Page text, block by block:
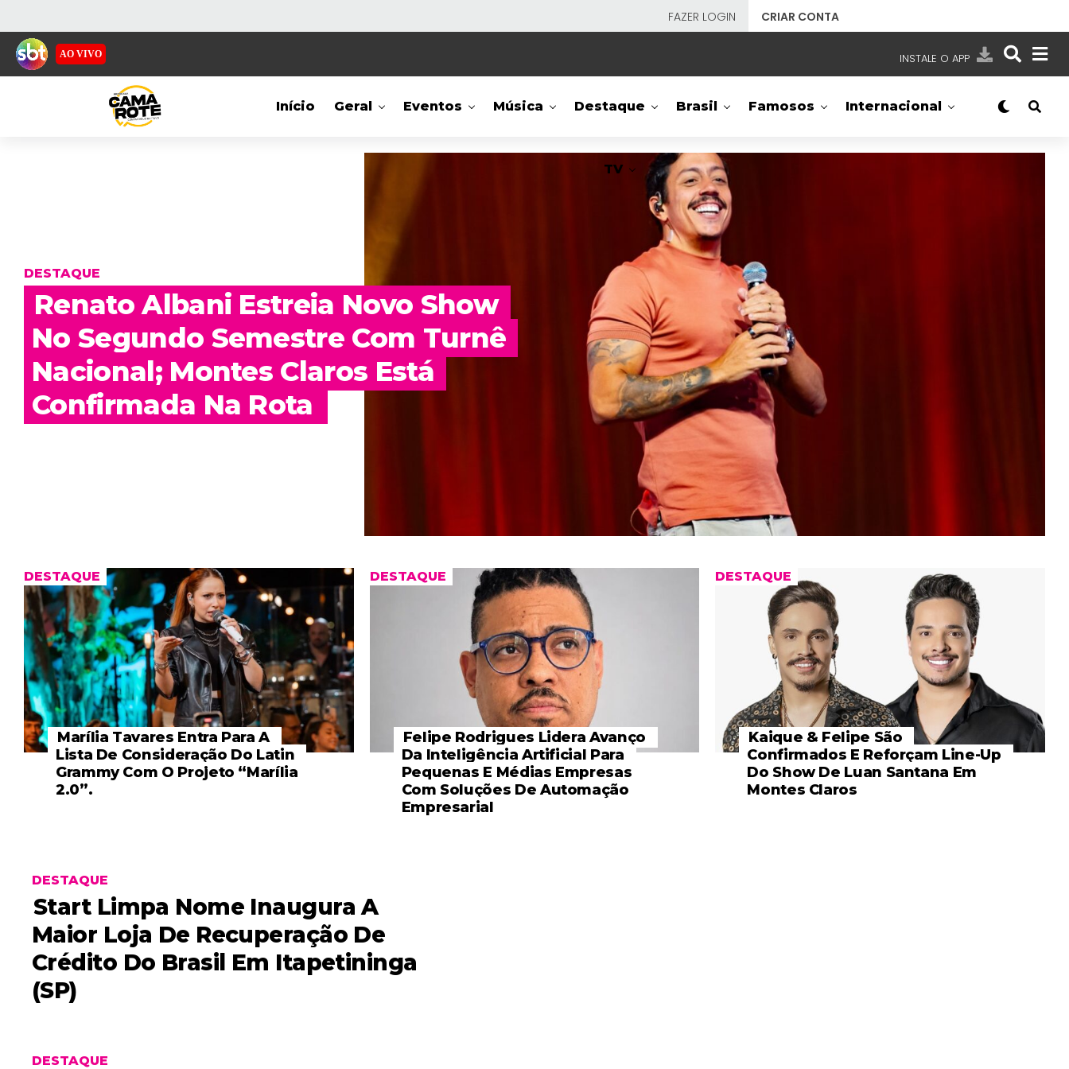
FAZER LOGIN CRIAR CONTA
AO VIVO INSTALE O APP
Início Geral Eventos Música Destaque Brasil Famosos Internacional
TV
DESTAQUE
Renato Albani Estreia Novo Show
No Segundo Semestre Com Turnê
Nacional; Montes Claros Está
Confirmada Na Rota
DESTAQUE
Marília Tavares Entra Para A
Lista De Consideração Do Latin
Grammy Com O Projeto “Marília
2.0”.
DESTAQUE
Felipe Rodrigues Lidera Avanço
Da Inteligência Artificial Para
Pequenas E Médias Empresas
Com Soluções De Automação
Empresarial
DESTAQUE
Kaique & Felipe São
Confirmados E Reforçam Line-Up
Do Show De Luan Santana Em
Montes Claros
DESTAQUE
Start Limpa Nome Inaugura A
Maior Loja De Recuperação De
Crédito Do Brasil Em Itapetininga
(SP)
DESTAQUE